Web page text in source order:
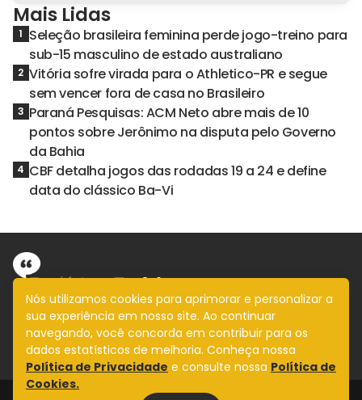
Mais Lidas
1 Seleção brasileira feminina perde jogo-treino para
sub-15 masculino de estado australiano
2 Vitória sofre virada para o Athletico-PR e segue
sem vencer fora de casa no Brasileiro
3 Paraná Pesquisas: ACM Neto abre mais de 10
pontos sobre Jerônimo na disputa pelo Governo
da Bahia
4 CBF detalha jogos das rodadas 19 a 24 e define
data do clássico Ba-Vi
Informação com imparcialidade
SIGA
Nós utilizamos cookies para aprimorar e personalizar a
sua experiência em nosso site. Ao continuar
navegando, você concorda em contribuir para os
dados estatísticos de melhoria. Conheça nossa
Política de Privacidade e consulte nossa Política de
Cookies.